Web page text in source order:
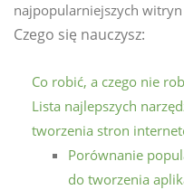
najpopularniejszych
Czego się nauczysz:
Co robić, a czego nie
Lista najlepszych
tworzenia stron
Porównanie
do tworzenia